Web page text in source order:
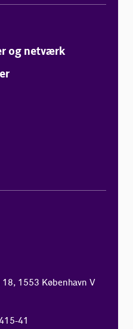
og netværk
18, 1553 København V
41